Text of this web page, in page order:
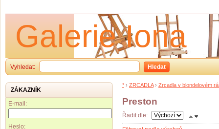
Galerie Iona
Vyhledat: Hledat
* › ZRCADLA › Zrcadla v blondelovém
Preston
Řadit dle:
ZÁKAZNÍK
E-mail:
Heslo: